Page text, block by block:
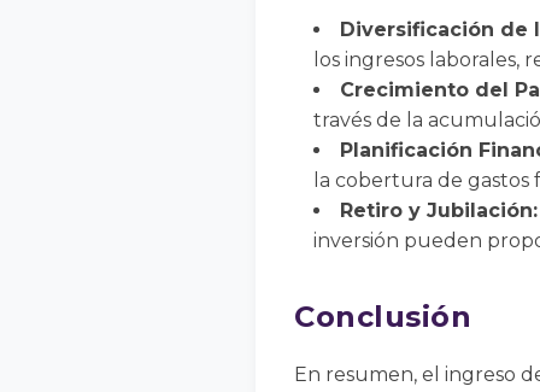
Diversificación de
los ingresos laborales,
Crecimiento del
través de la
Planificación
la cobertura de
Retiro y Jubilación:
inversión pueden
Conclusión
En resumen, el ingreso